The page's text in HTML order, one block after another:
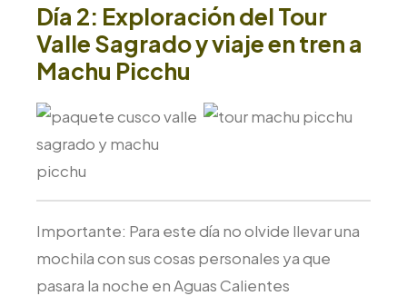
Día 2: Exploración del Tour
Valle Sagrado y viaje en tren a
Machu Picchu
Importante: Para este día no olvide llevar una
mochila con sus cosas personales ya que
pasara la noche en Aguas Calientes